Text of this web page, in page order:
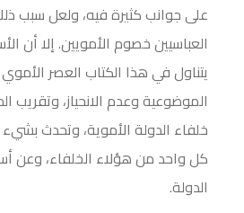
على جوانب كثيرة فيه، ولعل سبب
العباسيين خصوم الأمويين. إلا أن
يتناول في هذا الكتاب العصر
الموضوعية وعدم الانحياز، وتقريب
خلفاء الدولة الأموية، وتحدث
كل واحد من هؤلاء الخلفاء،
الدولة.